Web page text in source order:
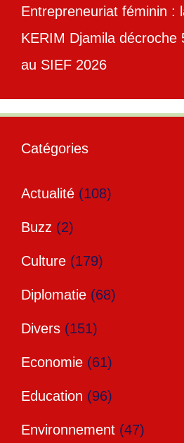
Entrepreneuriat féminin :
KERIM Djamila décroche
au SIEF 2026
Catégories
Actualité (108)
Buzz (2)
Culture (179)
Diplomatie (68)
Divers (151)
Economie (61)
Education (96)
Environnement (47)